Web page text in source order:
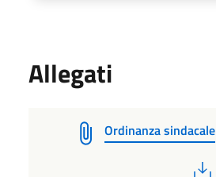
Allegati
Ordinanza sindacale